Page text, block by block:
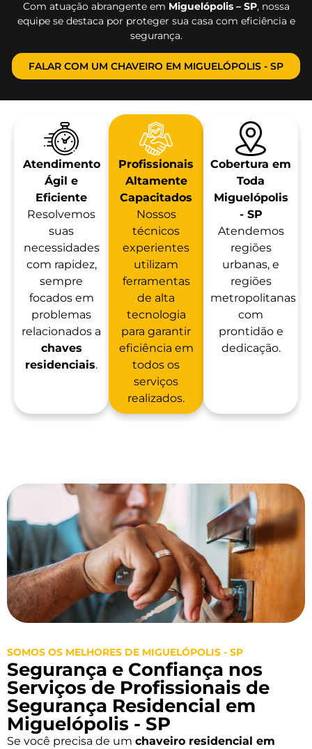
Com atuação abrangente em Miguelópolis – SP, nossa
equipe se destaca por proteger sua casa com eficiência e
segurança.
FALAR COM UM CHAVEIRO EM MIGUELÓPOLIS - SP
Atendimento
Ágil e
Eficiente
Resolvemos
suas
necessidades
com rapidez,
sempre
focados em
problemas
relacionados a
chaves
residenciais.
Profissionais
Altamente
Capacitados
Nossos
técnicos
experientes
utilizam
ferramentas
de alta
tecnologia
para garantir
eficiência em
todos os
serviços
realizados.
Cobertura em
Toda
Miguelópolis
- SP
Atendemos
regiões
urbanas, e
regiões
metropolitanas
com
prontidão e
dedicação.
SOMOS OS MELHORES DE MIGUELÓPOLIS - SP
Segurança e Confiança nos
Serviços de Profissionais de
Segurança Residencial em
Miguelópolis - SP
Se você precisa de um chaveiro residencial em